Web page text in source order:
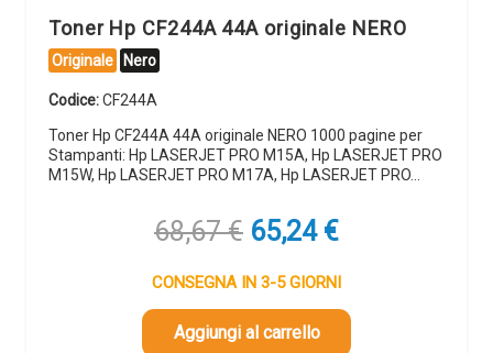
Toner Hp CF244A 44A originale NERO
Originale Nero
Codice:CF244A
Toner Hp CF244A 44A originale NERO 1000 pagine per
Stampanti: Hp LASERJET PRO M15A, Hp LASERJET PRO
M15W, Hp LASERJET PRO M17A, Hp LASERJET PRO…
68,67€ Il
originale
era:
68,67 €.
65,24 €Il
attuale
è:
CONSEGNA IN 3-5 GIORNI
Aggiungi al carrello